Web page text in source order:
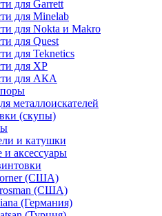
для Garrett
для Minelab
для Nokta и Makro
для Quest
для Teknetics
для XP
для АКА
металлоискателей
(скупы)
и катушки
аксессуары
(США)
(США)
(Германия)